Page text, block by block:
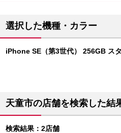
選択した機種・カラー
iPhone SE（第3世代） 256GB ス
天童市の店舗を検索した結
検索結果：2店舗